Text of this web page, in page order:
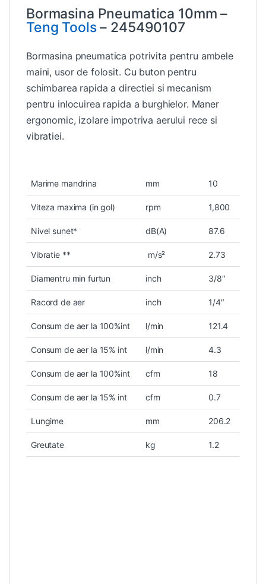
Bormasina Pneumatica 10mm –
Teng Tools– 245490107
Bormasina pneumatica potrivita pentru ambele
maini, usor de folosit. Cu buton pentru
schimbarea rapida a directiei si mecanism
pentru inlocuirea rapida a burghielor. Maner
ergonomic, izolare impotriva aerului rece si
vibratiei.
Marime mandrina mm 10
Viteza maxima (in gol) rpm 1,800
Nivel sunet* dB(A) 87.6
Vibratie ** m/s² 2.73
Diamentru min furtun inch 3/8″
Racord de aer inch 1/4″
Consum de aer la 100%int l/min 121.4
Consum de aer la 15% int l/min 4.3
Consum de aer la 100%int cfm 18
Consum de aer la 15% int cfm 0.7
Lungime mm 206.2
Greutate kg 1.2